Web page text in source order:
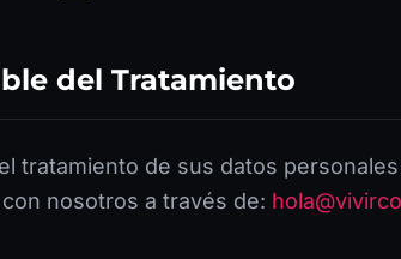
del Tratamiento
tratamiento de sus datos
nosotros a través de: